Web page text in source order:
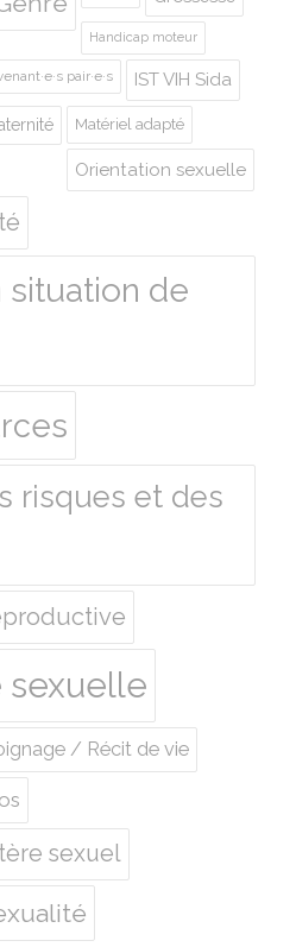
Handicap moteur
pair·e·s IST VIH Sida
Matériel adapté
Orientation sexuelle
situation de
risques et des
sexuelle
/ Récit de vie
sexuel